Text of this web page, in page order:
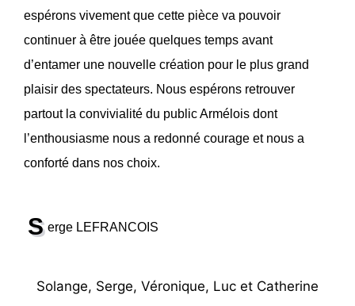
espérons vivement que cette pièce va pouvoir
continuer à être jouée quelques temps avant
d’entamer une nouvelle création pour le plus grand
plaisir des spectateurs. Nous espérons retrouver
partout la convivialité du public Armélois dont
l’enthousiasme nous a redonné courage et nous a
conforté dans nos choix.
S erge LEFRANCOIS
Solange, Serge, Véronique, Luc et Catherine